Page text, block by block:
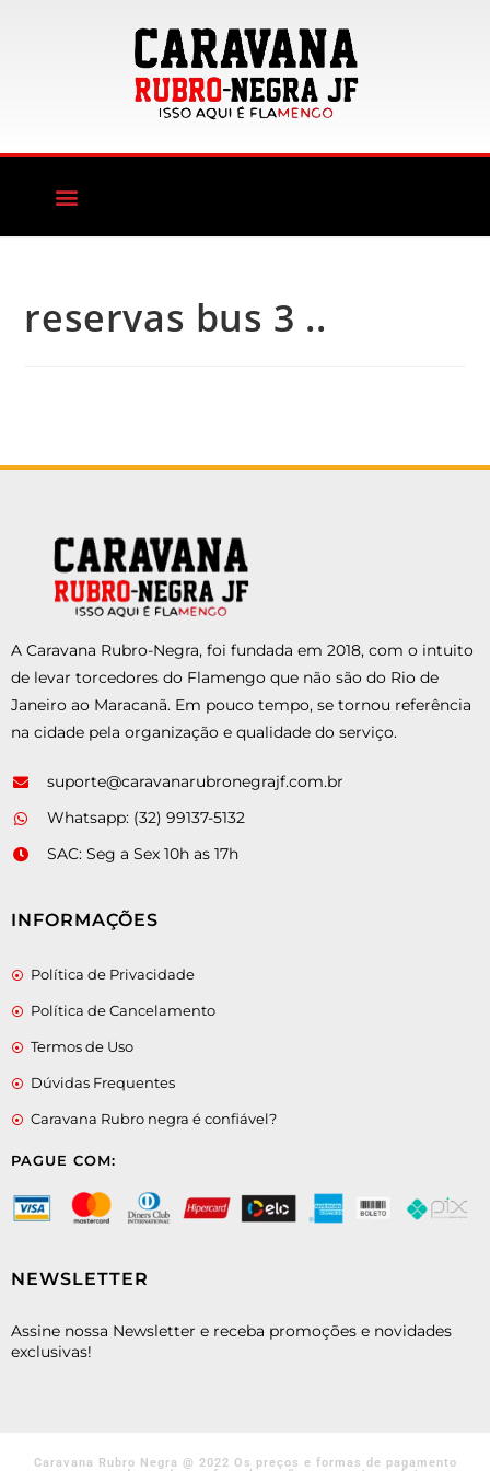
reservas bus 3 ..
A Caravana Rubro-Negra, foi fundada em 2018, com o intuito
de levar torcedores do Flamengo que não são do Rio de
Janeiro ao Maracanã. Em pouco tempo, se tornou referência
na cidade pela organização e qualidade do serviço.
suporte@caravanarubronegrajf.com.br
Whatsapp: (32) 99137-5132
SAC: Seg a Sex 10h as 17h
INFORMAÇÕES
Política de Privacidade
Política de Cancelamento
Termos de Uso
Dúvidas Frequentes
Caravana Rubro negra é confiável?
PAGUE COM:
NEWSLETTER
Assine nossa Newsletter e receba promoções e novidades
exclusivas!
Caravana Rubro Negra @ 2022 Os preços e formas de pagamento